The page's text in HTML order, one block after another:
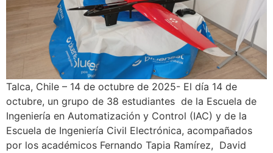
Talca, Chile – 14 de octubre de 2025- El día 14 de
octubre, un grupo de 38 estudiantes de la Escuela de
Ingeniería en Automatización y Control (IAC) y de la
Escuela de Ingeniería Civil Electrónica, acompañados
por los académicos Fernando Tapia Ramírez, David